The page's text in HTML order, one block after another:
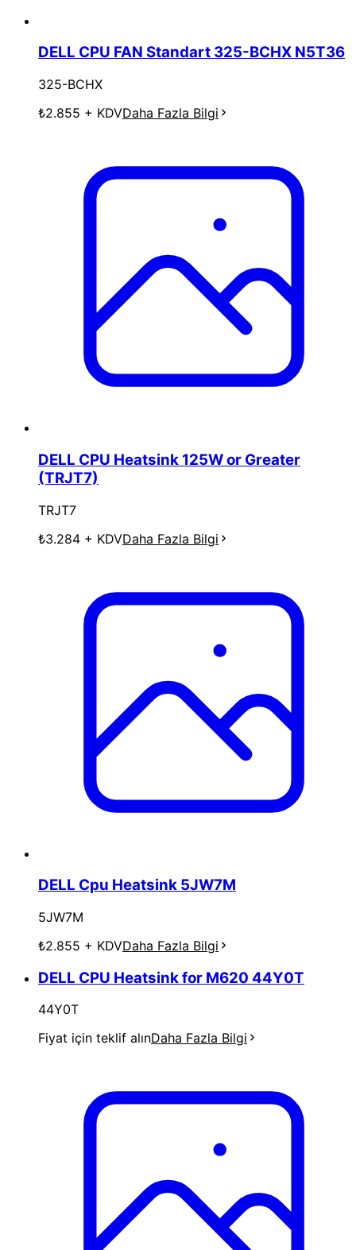
DELL CPU FAN Standart 325-BCHX N5T36
325-BCHX
₺2.855 + KDVDaha Fazla Bilgi
DELL CPU Heatsink 125W or Greater
(TRJT7)
TRJT7
₺3.284 + KDVDaha Fazla Bilgi
DELL Cpu Heatsink 5JW7M
5JW7M
₺2.855 + KDVDaha Fazla Bilgi
DELL CPU Heatsink for M620 44Y0T
44Y0T
Fiyat için teklif alınDaha Fazla Bilgi